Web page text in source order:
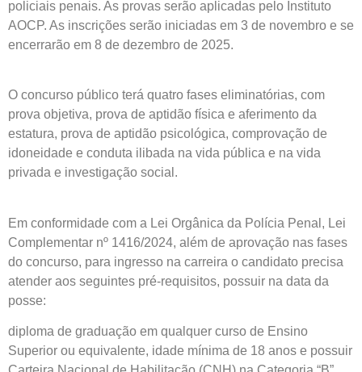
policiais penais. As provas serão aplicadas pelo Instituto
AOCP. As inscrições serão iniciadas em 3 de novembro e se
encerrarão em 8 de dezembro de 2025.
O concurso público terá quatro fases eliminatórias, com
prova objetiva, prova de aptidão física e aferimento da
estatura, prova de aptidão psicológica, comprovação de
idoneidade e conduta ilibada na vida pública e na vida
privada e investigação social.
Em conformidade com a Lei Orgânica da Polícia Penal, Lei
Complementar nº 1416/2024, além de aprovação nas fases
do concurso, para ingresso na carreira o candidato precisa
atender aos seguintes pré-requisitos, possuir na data da
posse:
diploma de graduação em qualquer curso de Ensino
Superior ou equivalente, idade mínima de 18 anos e possuir